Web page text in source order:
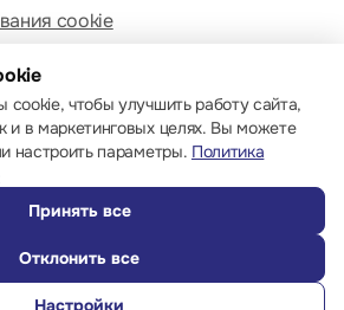
cookie
© 2013 – 2026 ECOM
чтобы улучшить работу сайта,
и в маркетинговых целях. Вы можете
настроить параметры. Политика
Принять все
Отклонить все
Настройки